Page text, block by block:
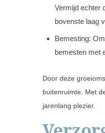
Vermijd echter
bovenste laag
Bemesting:
bemesten met
Door deze
buitenruimte. Met
jarenlang plezier.